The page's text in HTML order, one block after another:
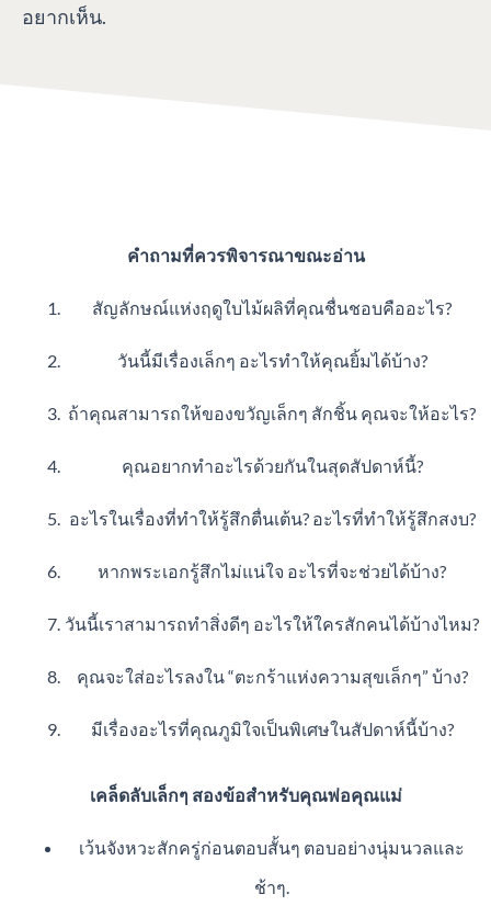
อยากเห็น.
คำถามที่ควรพิจารณาขณะอ่าน
สัญลักษณ์แห่งฤดูใบไม้ผลิที่คุณชื่นชอบคืออะไร?
วันนี้มีเรื่องเล็กๆ อะไรทำให้คุณยิ้มได้บ้าง?
ถ้าคุณสามารถให้ของขวัญเล็กๆ สักชิ้น คุณจะให้อะไร?
คุณอยากทำอะไรด้วยกันในสุดสัปดาห์นี้?
อะไรในเรื่องที่ทำให้รู้สึกตื่นเต้น? อะไรที่ทำให้รู้สึกสงบ?
หากพระเอกรู้สึกไม่แน่ใจ อะไรที่จะช่วยได้บ้าง?
วันนี้เราสามารถทำสิ่งดีๆ อะไรให้ใครสักคนได้บ้างไหม?
คุณจะใส่อะไรลงใน “ตะกร้าแห่งความสุขเล็กๆ” บ้าง?
มีเรื่องอะไรที่คุณภูมิใจเป็นพิเศษในสัปดาห์นี้บ้าง?
เคล็ดลับเล็กๆ สองข้อสำหรับคุณพ่อคุณแม่
เว้นจังหวะสักครู่ก่อนตอบสั้นๆ ตอบอย่างนุ่มนวลและ
ช้าๆ.